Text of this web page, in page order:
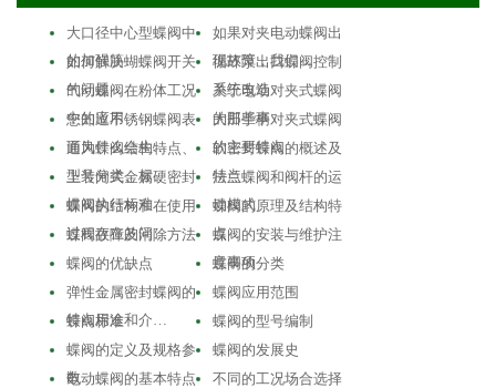
大口径中心型蝶阀中
的加强筋
如果对夹电动蝶阀出
现故障，我们…
如何解决蝴蝶阀开关
的问题
循环泵出口蝶阀控制
系统改造
气动蝶阀在粉体工况
中的应用
关于电动对夹式蝶阀
的那些事
您知道不锈钢蝶阀表
面为什么会生…
大田手柄对夹式蝶阀
的主要特点
通风蝶阀结构特点、
型号分类、标…
软密封蝶阀的概述及
特点
上装闸式金属硬密封
蝶阀执行标准
法兰蝶阀和阀杆的运
动模式
蝶阀的结构和在使用
过程存在的问…
蝶阀的原理及结构特
点
蝶阀故障及消除方法
蝶阀的安装与维护注
意事项
蝶阀的优缺点
蝶阀的分类
弹性金属密封蝶阀的
特点用途和介…
蝶阀应用范围
蝶阀标准
蝶阀的型号编制
蝶阀的定义及规格参
数
蝶阀的发展史
电动蝶阀的基本特点
不同的工况场合选择